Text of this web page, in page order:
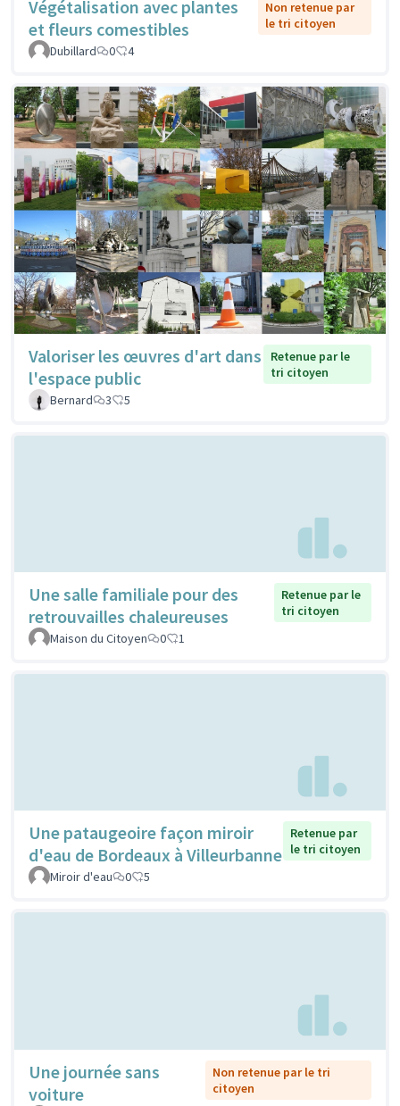
Végétalisation avec plantes
et fleurs comestibles
Non retenue par
le tri citoyen
Dubillard
0 4
Valoriser les œuvres d'art dans
l'espace public
Retenue par le
tri citoyen
Bernard
3 5
Une salle familiale pour des
retrouvailles chaleureuses
Retenue par le
tri citoyen
Maison du Citoyen
0 1
Une pataugeoire façon miroir
d'eau de Bordeaux à Villeurbanne
Retenue par
le tri citoyen
Miroir d'eau
0 5
Une journée sans
voiture
Non retenue par le tri
citoyen